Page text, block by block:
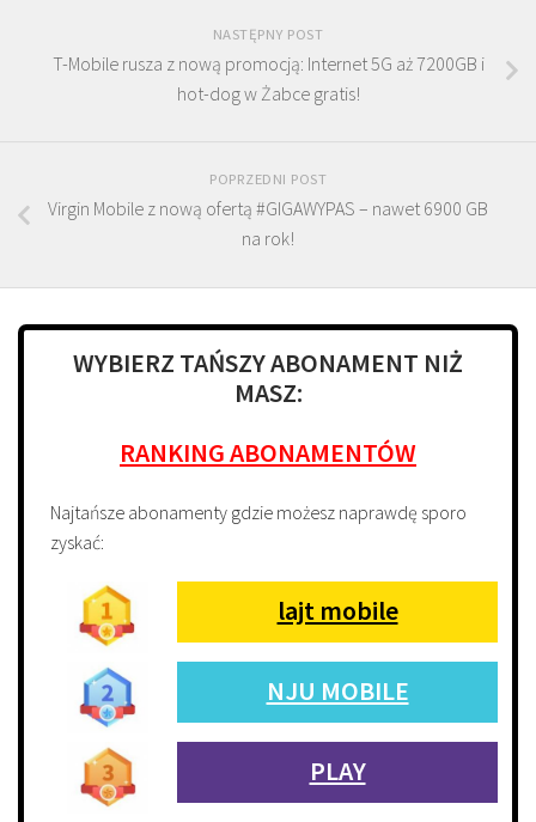
NASTĘPNY POST
T-Mobile rusza z nową promocją: Internet 5G aż 7200GB i
hot-dog w Żabce gratis!
POPRZEDNI POST
Virgin Mobile z nową ofertą #GIGAWYPAS – nawet 6900 GB
na rok!
WYBIERZ TAŃSZY ABONAMENT NIŻ
MASZ:
RANKING ABONAMENTÓW
Najtańsze abonamenty gdzie możesz naprawdę sporo
zyskać:
lajt mobile
NJU MOBILE
PLAY